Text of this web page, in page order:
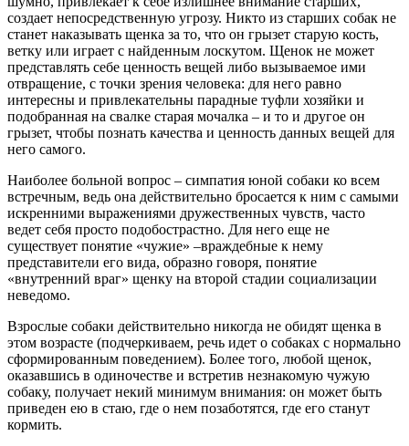
создает непосредственную угрозу. Никто из старших собак не
станет наказывать щенка за то, что он грызет старую кость,
ветку или играет с найденным лоскутом. Щенок не может
представлять себе ценность вещей либо вызываемое ими
отвращение, с точки зрения человека: для него равно
интересны и привлекательны парадные туфли хозяйки и
подобранная на свалке старая мочалка – и то и другое он
грызет, чтобы познать качества и ценность данных вещей для
него самого.
Наиболее больной вопрос – симпатия юной собаки ко всем
встречным, ведь она действительно бросается к ним с самыми
искренними выражениями дружественных чувств, часто
ведет себя просто подобострастно. Для него еще не
существует понятие «чужие» –враждебные к нему
представители его вида, образно говоря, понятие
«внутренний враг» щенку на второй стадии социализации
неведомо.
Взрослые собаки действительно никогда не обидят щенка в
этом возрасте (подчеркиваем, речь идет о собаках с нормально
сформированным поведением). Более того, любой щенок,
оказавшись в одиночестве и встретив незнакомую чужую
собаку, получает некий минимум внимания: он может быть
приведен ею в стаю, где о нем позаботятся, где его станут
кормить.